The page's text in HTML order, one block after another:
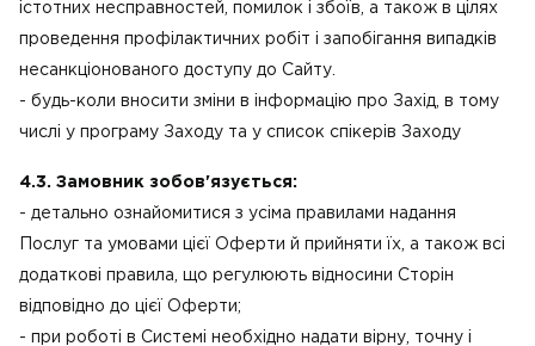
істотних несправностей, помилок і збоїв, а також в цілях
проведення профілактичних робіт і запобігання випадків
несанкціонованого доступу до Сайту.
- будь-коли вносити зміни в інформацію про Захід, в тому
числі у програму Заходу та у список спікерів Заходу
4.3. Замовник зобов'язується:
- детально ознайомитися з усіма правилами надання
Послуг та умовами цієї Оферти й прийняти їх, а також всі
додаткові правила, що регулюють відносини Сторін
відповідно до цієї Оферти;
- при роботі в Системі необхідно надати вірну, точну і